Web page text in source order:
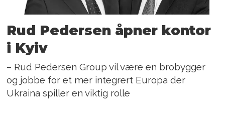
Rud Pedersen åpner kontor
i Kyiv
– Rud Pedersen Group vil være en brobygger
og jobbe for et mer integrert Europa der
Ukraina spiller en viktig rolle